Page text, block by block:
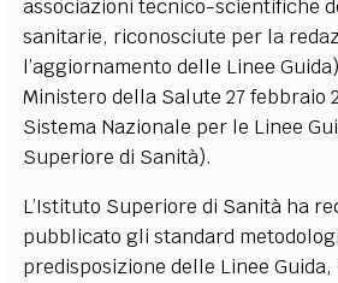
associazioni tecnico-scientifiche
sanitarie, riconosciute per la
l’aggiornamento delle Linee
Ministero della Salute 27 febbraio
Sistema Nazionale per le Linee
Superiore di Sanità).
L’Istituto Superiore di Sanità ha
pubblicato gli standard
predisposizione delle Linee